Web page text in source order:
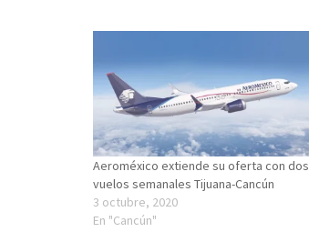
Aeroméxico extiende su oferta con dos
vuelos semanales Tijuana-Cancún
3 octubre, 2020
En "Cancún"